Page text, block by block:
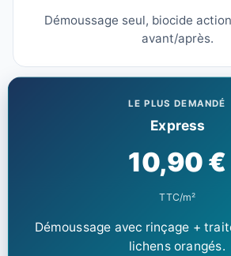
Démoussage seul, biocide
avant/après.
LE PLUS DEMANDÉ
Express
10,90 €
TTC/m²
Démoussage avec rinçage +
lichens orangés.